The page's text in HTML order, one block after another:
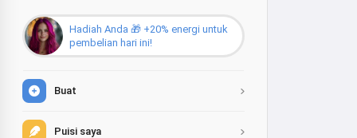
Hadiah Anda 🎁 +20% energi untuk
pembelian hari ini!
Buat
Puisi saya